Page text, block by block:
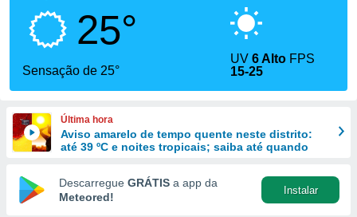
fornecidas
a este
das
e
forma
digital
25°
Sensação de 25°
UV6 Alto FPS
15-25
Última hora
Aviso amarelo de tempo quente neste distrito:
até 39 ºC e noites tropicais; saiba até quando
Descarregue GRÁTIS a app da
Meteored!
Instalar